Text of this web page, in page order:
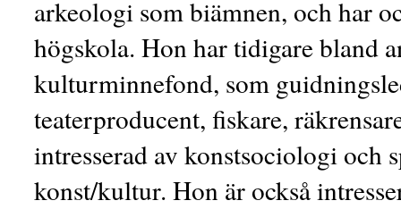
arkeologi som biämnen, och har
högskola. Hon har tidigare bland
kulturminnefond, som
teaterproducent, fiskare,
intresserad av konstsociologi och
konst/kultur. Hon är också